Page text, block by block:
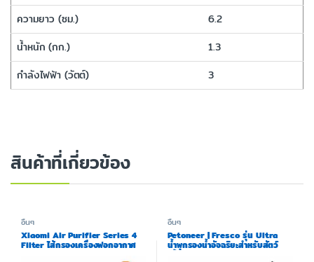
สินค้าที่เกี่ยวข้อง
อื่นๆ
Xiaomi Air Purifier Series 4
Filter ไส้กรองเครื่องฟอกอากาศ
อื่นๆ
Petoneer | Fresco รุ่น Ultra
น้ำพุกรองน้ำอัจฉริยะสำหรับสัตว์
เลี้ยง
ความยาว (ซม.)
6.2
น้ำหนัก (กก.)
1.3
กำลังไฟฟ้า (วัตต์)
3